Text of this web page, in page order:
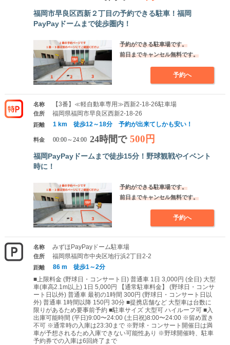
福岡市早良区西新２丁目の予約できる駐車！福岡
PayPayドームまで徒歩圏内！
予約ができる駐車場です。
前日までキャンセル無料です。
予約へ
名称 【3番】≪軽自動車専用≫西新2-18-26駐車場
住所 福岡県福岡市早良区西新2-18-26
距離 1 km 徒歩12～18分 予約が出来てしかも安い！
料金 00:00～24:00 24時間で 500円
福岡PayPayドームまで徒歩15分！野球観戦やイベント
時に！
予約ができる駐車場です。
前日までキャンセル無料です。
予約へ
名称 みずほPayPayドーム駐車場
住所 福岡県福岡市中央区地行浜2丁目2-2
距離
86 m 徒歩1～2分
■上限料金 (野球日・コンサート日) 普通車 1日 3,000円 (全日) 大型
車(車高2.1m以上) 1日 5,000円 【通常駐車料金】 (野球日・コンサ
ート日以外) 普通車 最初の1時間 300円 (野球日・コンサート日以
外) 普通車 1時間以降 150円 30分 ■提携店舗など 大型車は台数に
限りがあるため要事前予約 ■駐車サイズ 大型可 ハイルーフ可 ■入
出庫可能時間 (平日)9:00〜24:00 (土日祝)8:00〜24:00 ※留め置き
不可 ※通常時の入庫は23:30まで ※野球・コンサート開催日は満
車が予想されるため入庫できない可能性あり ※野球開催時、駐車
予約券での入庫は6回終了まで